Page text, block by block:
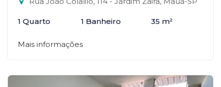
1 Quarto 1 Banheiro 35 m²
Mais informações